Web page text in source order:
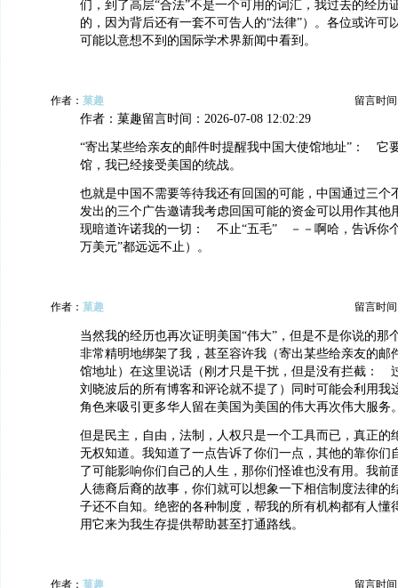
们，到了高层“合法”不是一个可用的词汇，我过去的经历
的，因为背后还有一套不可告人的“法律”）。各位或许可
可能以意想不到的国际学术界新闻中看到。
作者： 菓趣 留言时间
作者：菓趣留言时间：2026-07-08 12:02:29
“寄出某些给亲友的邮件时提醒我中国大使馆地址”： 它
馆，我已经接受美国的统战。
也就是中国不需要等待我还有回国的可能，中国通过三个
发出的三个广告邀请我考虑回国可能的资金可以用作其他
现暗道许诺我的一切： 不止“五毛” －－啊哈，告诉你
万美元”都远远不止）。
作者： 菓趣 留言时间
当然我的经历也再次证明美国“伟大”，但是不是你说的那
非常精明地绑架了我，甚至容许我（寄出某些给亲友的邮
馆地址）在这里说话（刚才只是干扰，但是没有拦截：
刘晓波后的所有博客和评论就不提了）同时可能会利用我
角色来吸引更多华人留在美国为美国的伟大再次伟大服务
但是民主，自由，法制，人权只是一个工具而已，真正的
无权知道。我知道了一点告诉了你们一点，其他的靠你们
了可能影响你们自己的人生，那你们怪谁也没有用。我前
人德裔后裔的故事，你们就可以想象一下相信制度法律的
子还不自知。绝密的各种制度，帮我的所有机构都有人懂
用它来为我生存提供帮助甚至打通路线。
作者： 菓趣 留言时间